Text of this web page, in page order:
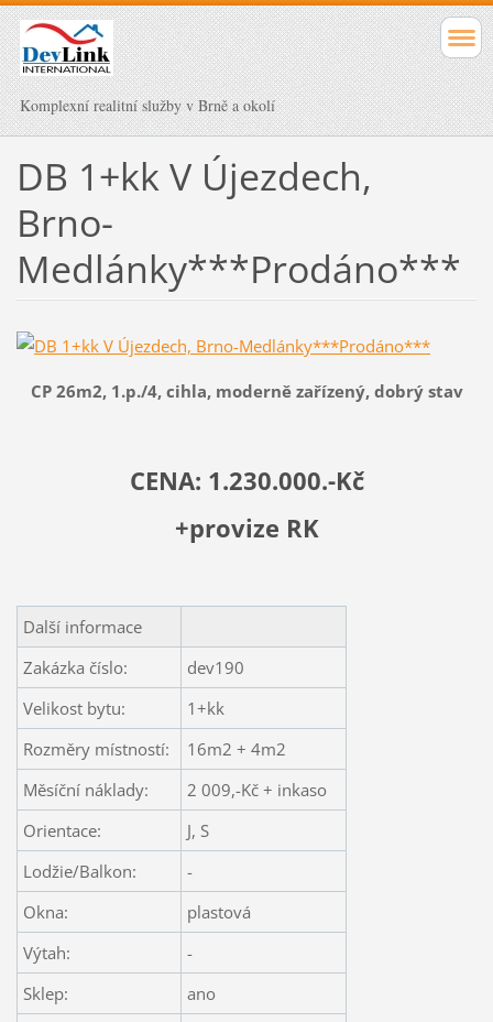
Komplexní realitní služby v Brně a okolí
DB 1+kk V Újezdech,
Brno-
Medlánky***Prodáno***
CP 26m2, 1.p./4, cihla, moderně zařízený,dobrý stav
CENA: 1.230.000.-Kč
+provize RK
Další informace
Zakázka číslo:
dev190
Velikost bytu:
1+kk
Rozměry místností:
16m2 + 4m2
Měsíční náklady:
2 009,-Kč + inkaso
Orientace:
J, S
Lodžie/Balkon:
-
Okna:
plastová
Výtah:
-
Sklep:
ano